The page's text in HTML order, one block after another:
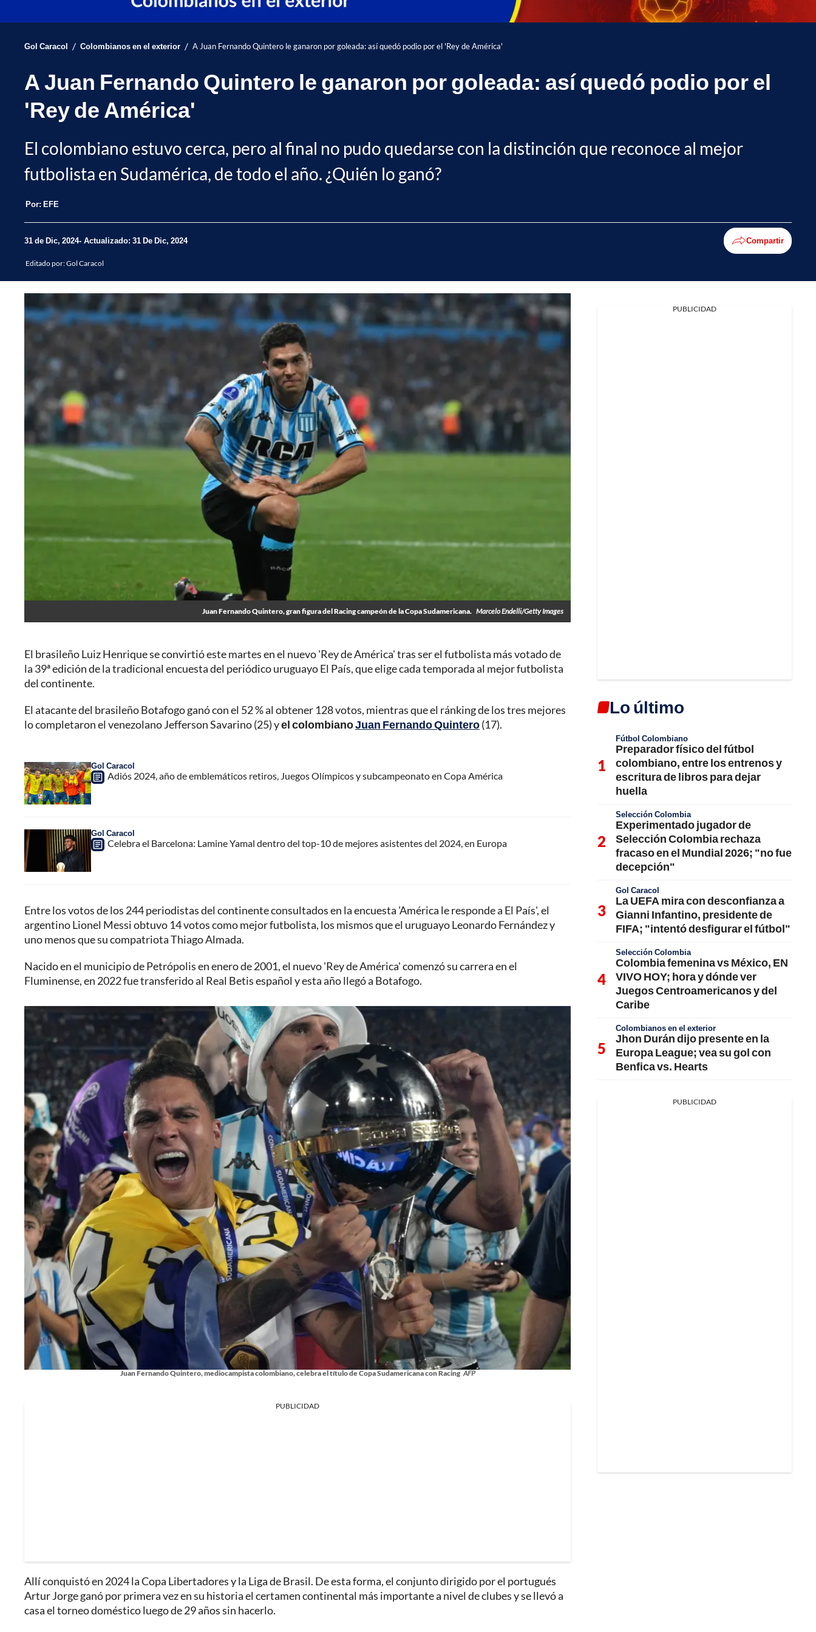
Gol Caracol / Colombianos en el exterior / A Juan Fernando Quintero le ganaron por goleada: así quedó podio por el 'Rey de América'
A Juan Fernando Quintero le ganaron por goleada: así quedó podio por el
'Rey de América'
El colombiano estuvo cerca, pero al final no pudo quedarse con la distinción que reconoce al mejor
futbolista en Sudamérica, de todo el año. ¿Quién lo ganó?
Por: EFE
31 de Dic, 2024 Actualizado: 31 De Dic, 2024 Compartir
Editado por:Gol Caracol
Juan Fernando Quintero, gran figura del Racing campeón de la Copa Sudamericana. Marcelo Endelli/Getty Images
El brasileño Luiz Henrique se convirtió este martes en el nuevo 'Rey de América' tras ser el futbolista más votado de
la 39ª edición de la tradicional encuesta del periódico uruguayo El País, que elige cada temporada al mejor futbolista
del continente.
El atacante del brasileño Botafogo ganó con el 52 % al obtener 128 votos, mientras que el ránking de los tres mejores
lo completaron el venezolano Jefferson Savarino (25) yel colombianoJuan Fernando Quintero(17).
Gol Caracol
Adiós 2024, año de emblemáticos retiros, Juegos Olímpicos y subcampeonato en Copa América
Gol Caracol
Celebra el Barcelona: Lamine Yamal dentro del top-10 de mejores asistentes del 2024, en Europa
Entre los votos de los 244 periodistas del continente consultados en la encuesta 'América le responde a El País', el
argentino Lionel Messi obtuvo 14 votos como mejor futbolista, los mismos que el uruguayo Leonardo Fernández y
uno menos que su compatriota Thiago Almada.
Nacido en el municipio de Petrópolis en enero de 2001, el nuevo 'Rey de América' comenzó su carrera en el
Fluminense, en 2022 fue transferido al Real Betis español y esta año llegó a Botafogo.
Juan Fernando Quintero, mediocampista colombiano, celebra el título de Copa Sudamericana con Racing AFP
PUBLICIDAD
Allí conquistó en 2024 la Copa Libertadores y la Liga de Brasil. De esta forma, el conjunto dirigido por el portugués
Artur Jorge ganó por primera vez en su historia el certamen continental más importante a nivel de clubes y se llevó a
casa el torneo doméstico luego de 29 años sin hacerlo.
PUBLICIDAD
Lo último
Fútbol Colombiano
Preparador físico del fútbol
colombiano, entre los entrenos y
escritura de libros para dejar
huella
Selección Colombia
Experimentado jugador de
Selección Colombia rechaza
fracaso en el Mundial 2026; "no fue
decepción"
Gol Caracol
La UEFA mira con desconfianza a
Gianni Infantino, presidente de
FIFA; "intentó desfigurar el fútbol"
Selección Colombia
Colombia femenina vs México, EN
VIVO HOY; hora y dónde ver
Juegos Centroamericanos y del
Caribe
Colombianos en el exterior
Jhon Durán dijo presente en la
Europa League; vea su gol con
Benfica vs. Hearts
PUBLICIDAD